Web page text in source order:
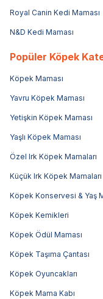
Royal Canin Kedi Maması
N&D Kedi Maması
Popüler Köpek
Köpek Maması
Yavru Köpek Maması
Yetişkin Köpek Maması
Yaşlı Köpek Maması
Özel Irk Köpek Mamaları
Küçük Irk Köpek Mamaları
Köpek Konservesi & Yaş
Köpek Kemikleri
Köpek Ödül Maması
Köpek Taşıma Çantası
Köpek Oyuncakları
Köpek Mama Kabı